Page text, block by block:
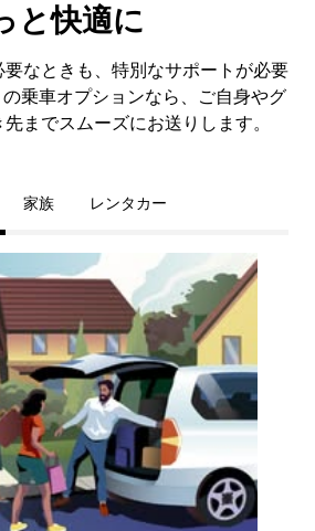
と快適に
なときも、特別なサポートが必要
乗車オプションなら、ご自身やグ
までスムーズにお送りします。
家族 レンタカー